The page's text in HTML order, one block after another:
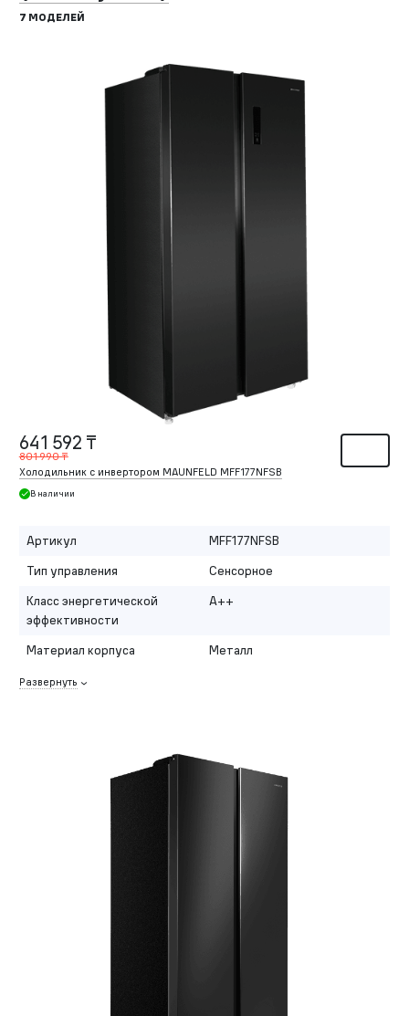
7 МОДЕЛЕЙ
641 592 ₸
801 990 ₸
Холодильник с инвертором MAUNFELD MFF177NFSB
В наличии
Артикул
MFF177NFSB
Тип управления
Сенсорное
Класс энергетической
эффективности
A++
Материал корпуса Металл
Развернуть